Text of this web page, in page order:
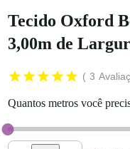
Tecido Oxford
3,00m de
3
Quantos metros você